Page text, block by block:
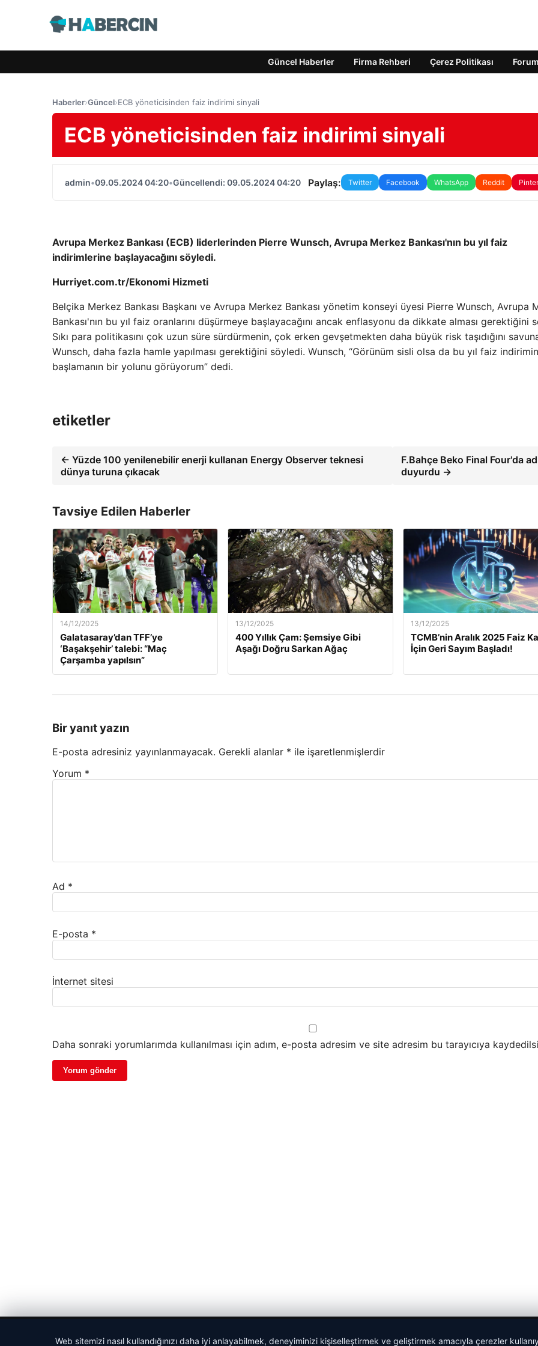
Güncel Haberler Firma Rehberi Çerez Politikası Forum
Haberler›Güncel›ECB yöneticisinden faiz indirimi sinyali
ECB yöneticisinden faiz indirimi sinyali
admin•09.05.2024 04:20•Güncellendi: 09.05.2024 04:20 Paylaş: Twitter Facebook WhatsApp Reddit
Avrupa Merkez Bankası (ECB) liderlerinden Pierre Wunsch, Avrupa Merkez Bankası'nın bu yıl faiz
indirimlerine başlayacağını söyledi.
Hurriyet.com.tr/Ekonomi Hizmeti
Belçika Merkez Bankası Başkanı ve Avrupa Merkez Bankası yönetim konseyi üyesi Pierre Wunsch, Avrupa
Bankası'nın bu yıl faiz oranlarını düşürmeye başlayacağını ancak enflasyonu da dikkate alması gerektiğini
Sıkı para politikasını çok uzun süre sürdürmenin, çok erken gevşetmekten daha büyük risk taşıdığını
Wunsch, daha fazla hamle yapılması gerektiğini söyledi. Wunsch, “Görünüm sisli olsa da bu yıl faiz
başlamanın bir yolunu görüyorum” dedi.
etiketler
← Yüzde 100 yenilenebilir enerji kullanan Energy Observer teknesi
dünya turuna çıkacak
F.Bahçe Beko Final Four'da
duyurdu →
Tavsiye Edilen Haberler
14/12/2025
Galatasaray’dan TFF’ye
‘Başakşehir’ talebi: “Maç
Çarşamba yapılsın”
13/12/2025
400 Yıllık Çam: Şemsiye Gibi
Aşağı Doğru Sarkan Ağaç
13/12/2025
TCMB’nin Aralık 2025 Faiz
İçin Geri Sayım Başladı!
Bir yanıt yazın
E-posta adresiniz yayınlanmayacak. Gerekli alanlar * ile işaretlenmişlerdir
Yorum *
Ad *
E-posta *
İnternet sitesi
Daha sonraki yorumlarımda kullanılması için adım, e-posta adresim ve site adresim bu tarayıcıya
Web sitemizi nasıl kullandığınızı daha iyi anlayabilmek, deneyiminizi kişiselleştirmek ve geliştirmek amacıyla çerezler